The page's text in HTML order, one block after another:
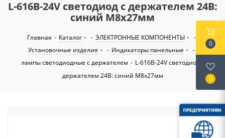
L-616B-24V светодиод с держателем 24В:
синий M8х27мм
Главная - Каталог - ЭЛЕКТРОННЫЕ КОМПОНЕНТЫ
-
Установочные изделия
- Индикаторы панельные
-
лампы светодиодные с держателем - L-616B-24V светодиод с
держателем 24В: синий M8х27мм
0
0